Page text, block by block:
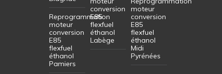
Reprogrammation
moteur
conversion
E85
flexfuel
éthanol
Pamiers
conversion
E85
flexfuel
éthanol
Labège
moteur
conversion
E85
flexfuel
éthanol
Midi
Pyrénées